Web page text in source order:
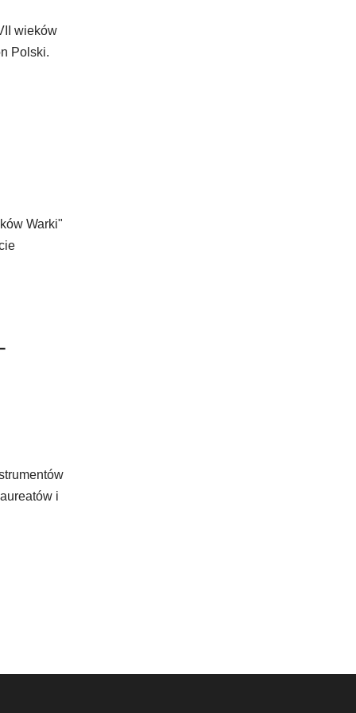
wieków
Polski.
Warki"
i